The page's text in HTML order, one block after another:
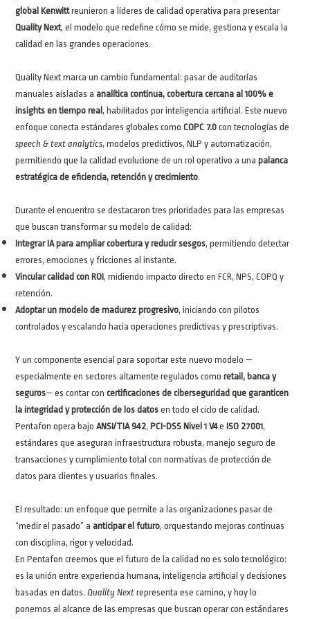
global Kenwittreunieron a líderes de calidad operativa para presentar
Quality Next, el modelo que redefine cómo se mide, gestiona y escala la
calidad en las grandes operaciones.
Quality Next marca un cambio fundamental: pasar de auditorías
manuales aisladas aanalítica continua, cobertura cercana al 100% e
insights en tiempo real, habilitados por inteligencia artificial. Este nuevo
enfoque conecta estándares globales comoCOPC 7.0 con tecnologías de
speech & text analytics, modelos predictivos, NLP y automatización,
permitiendo que la calidad evolucione de un rol operativo a unapalanca
estratégica de eficiencia, retención y crecimiento.
Durante el encuentro se destacaron tres prioridades para las empresas
que buscan transformar su modelo de calidad:
Integrar IA para ampliar cobertura y reducir sesgos, permitiendo detectar
errores, emociones y fricciones al instante.
Vincular calidad con ROI, midiendo impacto directo en FCR, NPS, COPQ y
retención.
Adoptar un modelo de madurez progresivo, iniciando con pilotos
controlados y escalando hacia operaciones predictivas y prescriptivas.
Y un componente esencial para soportar este nuevo modelo —
especialmente en sectores altamente regulados comoretail, banca y
seguros— es contar concertificaciones de ciberseguridad que garanticen
la integridad y protección de los datos en todo el ciclo de calidad.
Pentafon opera bajoANSI/TIA 942,PCI-DSS Nivel 1 V4eISO 27001,
estándares que aseguran infraestructura robusta, manejo seguro de
transacciones y cumplimiento total con normativas de protección de
datos para clientes y usuarios finales.
El resultado: un enfoque que permite a las organizaciones pasar de
“medir el pasado” aanticipar el futuro, orquestando mejoras continuas
con disciplina, rigor y velocidad.
En Pentafon creemos que el futuro de la calidad no es solo tecnológico:
es la unión entre experiencia humana, inteligencia artificial y decisiones
basadas en datos.Quality Next representa ese camino, y hoy lo
ponemos al alcance de las empresas que buscan operar con estándares